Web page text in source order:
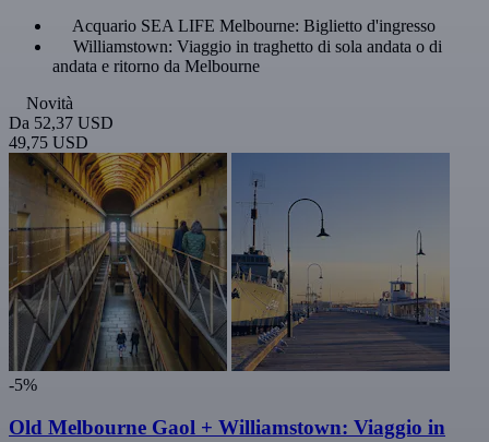
Acquario SEA LIFE Melbourne: Biglietto d'ingresso
Williamstown: Viaggio in traghetto di sola andata o di
andata e ritorno da Melbourne
Novità
Da 52,37 USD
49,75 USD
-5%
Old Melbourne Gaol + Williamstown: Viaggio in